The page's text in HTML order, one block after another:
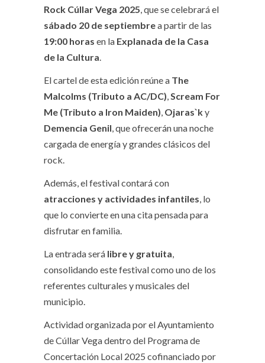
Rock Cúllar Vega 2025, que se celebrará el
sábado 20 de septiembrea partir de las
19:00 horas en la Explanada de la Casa
de la Cultura.
El cartel de esta edición reúne a The
Malcolms (Tributo a AC/DC),Scream For
Me (Tributo a Iron Maiden), Ojaras`ky
Demencia Genil, que ofrecerán una noche
cargada de energía y grandes clásicos del
rock.
Además, el festival contará con
atracciones y actividades infantiles, lo
que lo convierte en una cita pensada para
disfrutar en familia.
La entrada será libre y gratuita,
consolidando este festival como uno de los
referentes culturales y musicales del
municipio.
Actividad organizada por el Ayuntamiento
de Cúllar Vega dentro del Programa de
Concertación Local 2025 cofinanciado por